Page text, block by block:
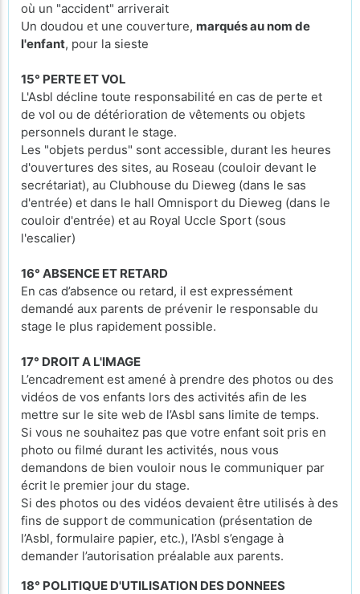
où un "accident" arriverait
Un doudou et une couverture, marqués au nom de
l'enfant, pour la sieste
15° PERTE ET VOL
L'Asbl décline toute responsabilité en cas de perte et
de vol ou de détérioration de vêtements ou objets
personnels durant le stage.
Les "objets perdus" sont accessible, durant les heures
d'ouvertures des sites, au Roseau (couloir devant le
secrétariat), au Clubhouse du Dieweg (dans le sas
d'entrée) et dans le hall Omnisport du Dieweg (dans le
couloir d'entrée) et au Royal Uccle Sport (sous
l'escalier)
16° ABSENCE ET RETARD
En cas d’absence ou retard, il est expressément
demandé aux parents de prévenir le responsable du
stage le plus rapidement possible.
17° DROIT A L'IMAGE
L’encadrement est amené à prendre des photos ou des
vidéos de vos enfants lors des activités afin de les
mettre sur le site web de l’Asbl sans limite de temps.
Si vous ne souhaitez pas que votre enfant soit pris en
photo ou filmé durant les activités, nous vous
demandons de bien vouloir nous le communiquer par
écrit le premier jour du stage.
Si des photos ou des vidéos devaient être utilisés à des
fins de support de communication (présentation de
l’Asbl, formulaire papier, etc.), l’Asbl s’engage à
demander l’autorisation préalable aux parents.
18° POLITIQUE D'UTILISATION DES DONNEES